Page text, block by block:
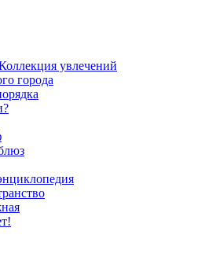
увлечений
города